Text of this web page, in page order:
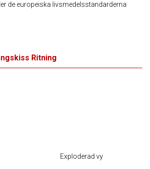
de europeiska livsmedelsstandarderna
Ritning
Exploderad vy